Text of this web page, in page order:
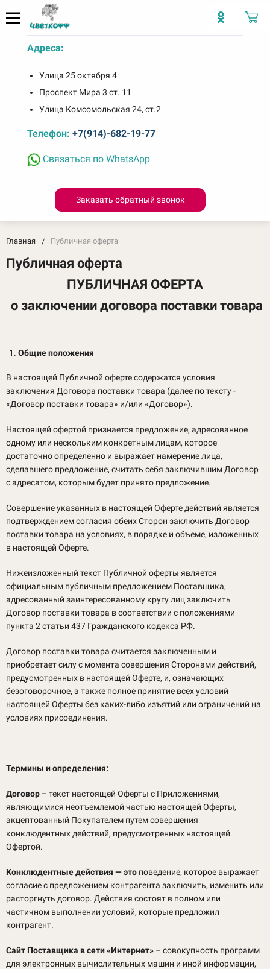
Адреса:
Улица 25 октября 4
Проспект Мира 3 ст. 11
Улица Комсомольская 24, ст.2
Телефон: +7(914)-682-19-77
Связаться по WhatsApp
Заказать обратный звонок
Главная Публичная оферта
Публичная оферта
ПУБЛИЧНАЯ ОФЕРТА
о заключении договора поставки товара
Общие положения
В настоящей Публичной оферте содержатся условия
заключения Договора поставки товара (далее по тексту -
«Договор поставки товара» и/или «Договор»).
Настоящей офертой признается предложение, адресованное
одному или нескольким конкретным лицам, которое
достаточно определенно и выражает намерение лица,
сделавшего предложение, считать себя заключившим Договор
с адресатом, которым будет принято предложение.
Совершение указанных в настоящей Оферте действий является
подтверждением согласия обеих Сторон заключить Договор
поставки товара на условиях, в порядке и объеме, изложенных
в настоящей Оферте.
Нижеизложенный текст Публичной оферты является
официальным публичным предложением Поставщика,
адресованный заинтересованному кругу лиц заключить
Договор поставки товара в соответствии с положениями
пункта 2 статьи 437 Гражданского кодекса РФ.
Договор поставки товара считается заключенным и
приобретает силу с момента совершения Сторонами действий,
предусмотренных в настоящей Оферте, и, означающих
безоговорочное, а также полное принятие всех условий
настоящей Оферты без каких-либо изъятий или ограничений на
условиях присоединения.
Термины и определения:
Договор – текст настоящей Оферты с Приложениями,
являющимися неотъемлемой частью настоящей Оферты,
акцептованный Покупателем путем совершения
конклюдентных действий, предусмотренных настоящей
Офертой.
Конклюдентные действия — это поведение, которое выражает
согласие с предложением контрагента заключить, изменить или
расторгнуть договор. Действия состоят в полном или
частичном выполнении условий, которые предложил
контрагент.
Сайт Поставщика в сети «Интернет» – совокупность программ
для электронных вычислительных машин и иной информации,